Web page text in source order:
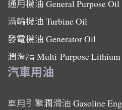
通用機油 General Purpose Oil
渦輪機油 Turbine Oil
發電機油 Generator Oil
潤滑脂 Multi-Purpose Lithium
汽車用油
車用引擎潤滑油 Gasoline